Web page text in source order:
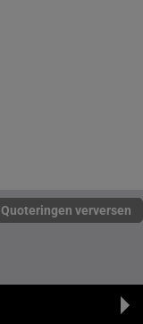
Quoteringen verversen